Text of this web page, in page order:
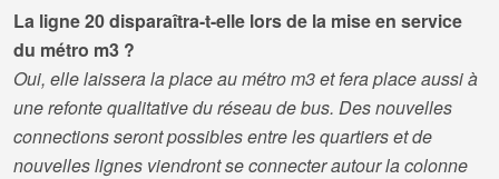
La ligne 20 disparaîtra-t-elle lors de la mise en service
du métro m3 ?
Oui, elle laissera la place au métro m3 et fera place aussi à
une refonte qualitative du réseau de bus. Des nouvelles
connections seront possibles entre les quartiers et de
nouvelles lignes viendront se connecter autour la colonne